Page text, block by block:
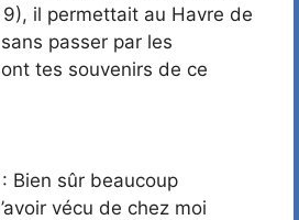
il permettait au Havre de
passer par les
tes souvenirs de ce
: Bien sûr beaucoup
vécu de chez moi